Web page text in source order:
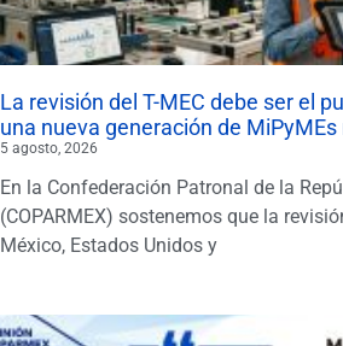
La revisión del T-MEC debe ser el
una nueva generación de
5 agosto, 2026
En la Confederación Patronal de la
(COPARMEX) sostenemos que la
México, Estados Unidos y